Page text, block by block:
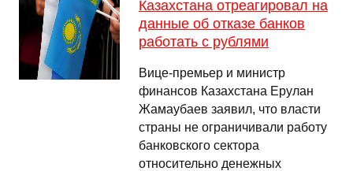
Казахстана отреагировал на
данные об отказе банков
работать с рублями
Вице-премьер и министр
финансов Казахстана Ерулан
Жамаубаев заявил, что власти
страны не ограничивали работу
банковского сектора
относительно денежных